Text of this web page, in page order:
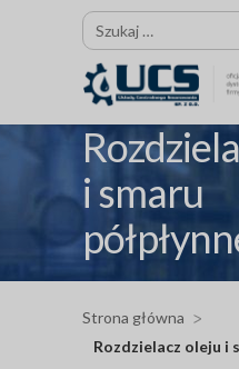
Szukaj:
i smaru
Strona główna
Rozdzielacz oleju i